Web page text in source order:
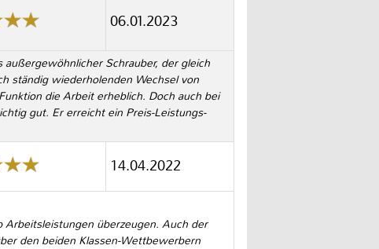
06.01.2023
Schrauber, der gleich
ständig wiederholenden Wechsel von
die Arbeit erheblich. Doch auch bei
gut. Er erreicht ein Preis-Leistungs-
14.04.2022
überzeugen. Auch der
den beiden Klassen-Wettbewerbern